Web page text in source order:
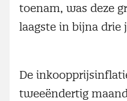
toenam, was deze
laagste in bijna drie
De
tweeëndertig